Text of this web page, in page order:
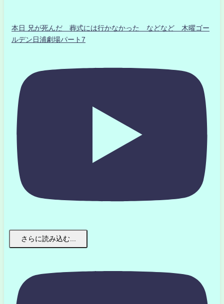
本日 兄が死んだ 葬式には行かなかった などなど 木曜ゴー
ルデン日浦劇場パート7
さらに読み込む...